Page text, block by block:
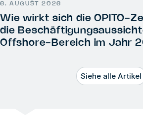
6. AUGUST 2026
Wie wirkt sich die OPITO-
die
Offshore-Bereich im Jahr
Siehe alle Artikel